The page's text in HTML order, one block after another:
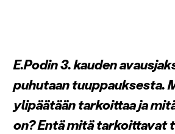
E.Podin 3. kauden
puhutaan tuuppauksesta.
ylipäätään tarkoittaa ja
on?​ Entä mitä tarkoittavat